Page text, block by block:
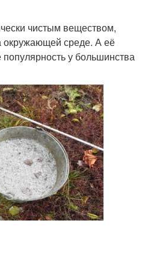
чистым веществом,
окружающей среде. А её
популярность у большинства